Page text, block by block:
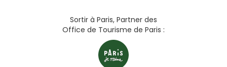
Sortir à Paris, Partner des
Office de Tourisme de Paris :